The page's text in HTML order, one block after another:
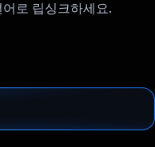
로 립싱크하세요.